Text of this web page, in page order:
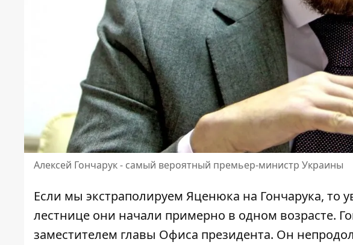
Алексей Гончарук - самый вероятный премьер-министр Украины
Если мы экстраполируем Яценюка на Гончарука, то
лестнице они начали примерно в одном возрасте.
заместителем главы Офиса президента. Он